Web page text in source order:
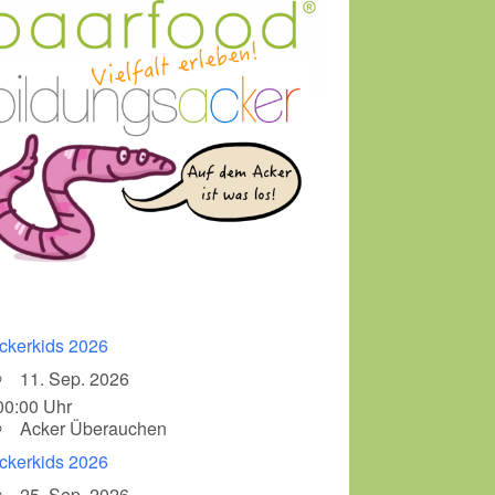
2026
11. Sep. 2026
Uhr
Acker Überauchen
2026